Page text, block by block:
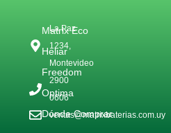
La Paz
1234,
Montevideo
2900
0606
ventas@matrixbaterias.com.uy
Matrix Eco
Heliar
Freedom
Optima
Dónde Comprar